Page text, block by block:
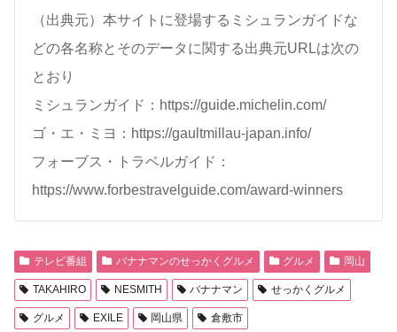
（出典元）本サイトに登場するミシュランガイドな
どの各名称とそのデータに関する出典元URLは次の
とおり
ミシュランガイド：https://guide.michelin.com/
ゴ・エ・ミヨ：https://gaultmillau-japan.info/
フォーブス・トラベルガイド：
https://www.forbestravelguide.com/award-winners
テレビ番組 バナナマンのせっかくグルメ グルメ 岡山
TAKAHIRO NESMITH バナナマン せっかくグルメ
グルメ EXILE 岡山県 倉敷市